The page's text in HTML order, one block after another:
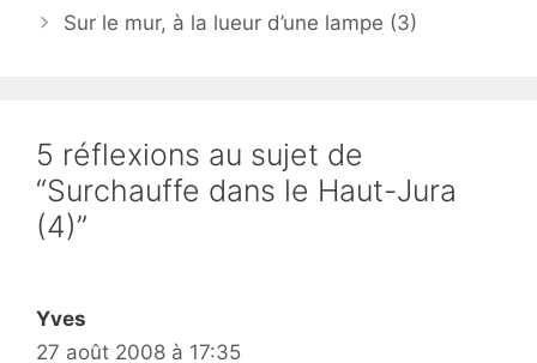
Sur le mur, à la lueur d’une lampe (3)
5 réflexions au sujet de
“Surchauffe dans le Haut-Jura
(4)”
Yves
27 août 2008 à 17:35